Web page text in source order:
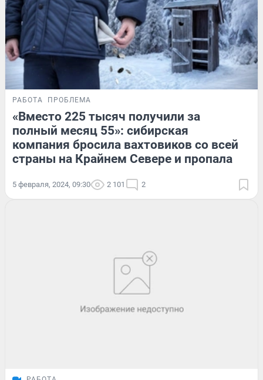
РАБОТА ПРОБЛЕМА
«Вместо 225 тысяч получили за
полный месяц 55»: сибирская
компания бросила вахтовиков со всей
страны на Крайнем Севере и пропала
5 февраля, 2024, 09:30 2 101 2